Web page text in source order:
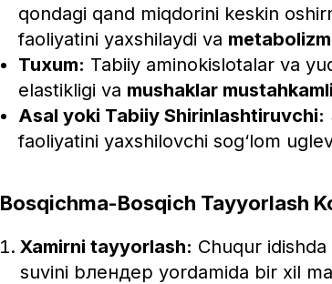
qondagi qand miqdorini keskin
faoliyatini yaxshilaydi va
Tuxum: Tabiiy aminokislotalar va
elastikligi va mushaklar
Asal yoki Tabiiy Shirinlashtiruvchi:
faoliyatini yaxshilovchi sog‘lom
Bosqichma-Bosqich Tayyorlash
Xamirni tayyorlash: Chuqur
suvini bлендер yordamida bir xil